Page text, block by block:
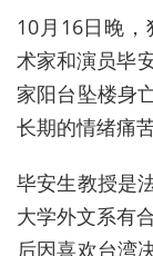
10月16日晚
术家和演员毕
家阳台坠楼身
长期的情绪痛
毕安生教授是
大学外文系有
后因喜欢台湾